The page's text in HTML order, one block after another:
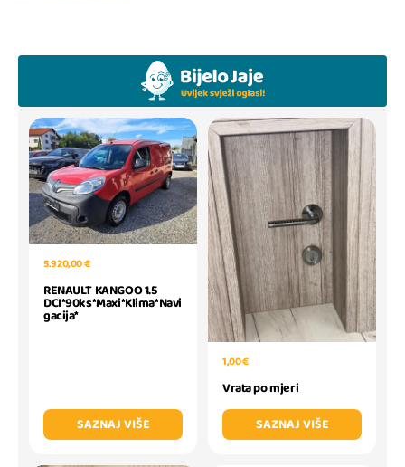
5.920,00 €
RENAULT KANGOO 1.5
DCI*90ks*Maxi*Klima*Navi
gacija*
SAZNAJ VIŠE
1,00 €
Vrata po mjeri
SAZNAJ VIŠE